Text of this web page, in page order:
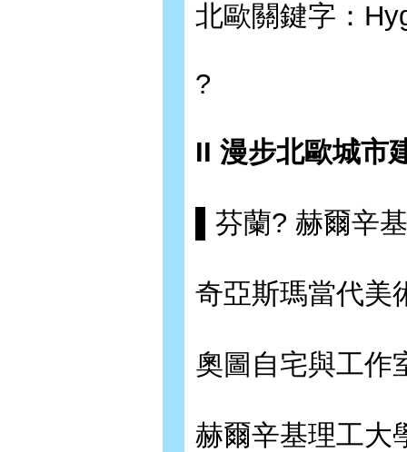
北歐關鍵字：
?
II 漫步北歐城市
▌芬蘭? 赫爾辛
奇亞斯瑪當代美
奧圖自宅與工作
赫爾辛基理工大